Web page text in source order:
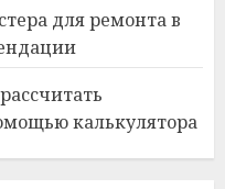
для ремонта в
калькулятора